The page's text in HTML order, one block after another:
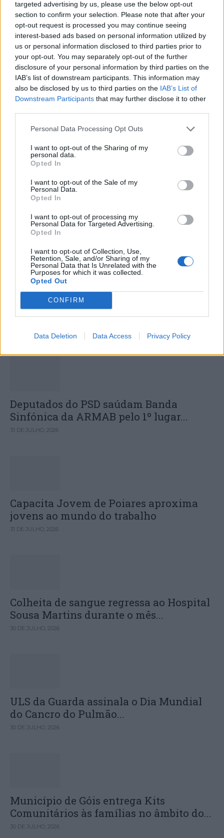
targeted advertising by us, please use the below opt-out
section to confirm your selection. Please note that after your
opt-out request is processed you may continue seeing
interest-based ads based on personal information utilized by
us or personal information disclosed to third parties prior to
your opt-out. You may separately opt-out of the further
disclosure of your personal information by third parties on the
IAB’s list of downstream participants. This information may
also be disclosed by us to third parties on the IAB’s List of
Downstream Participants that may further disclose it to other
Personal Data Processing Opt Outs
I want to opt-out of the Sharing of my
personal data.
Opted In
I want to opt-out of the Sale of my
Personal Data.
Opted In
I want to opt-out of processing my
Personal Data for Targeted Advertising.
Opted In
I want to opt-out of Collection, Use,
Retention, Sale, and/or Sharing of my
Personal Data that Is Unrelated with the
Purposes for which it was collected.
Opted Out
CONFIRM
Data Deletion Data Access Privacy Policy
Demais” no Jantar Oficial da BTL 2026
Centro de Portugal inicia BTL 2026
com liderança reforçada e ambição
estratégica
Sismo de 4,1 sentido em Portugal
Continental com epicentro em
Alenquer
DESTAQUES
Deputados do PSD saúdam Banda
Sinfónica da ARMAB pelo 1º lugar...
31 DE JULHO, 2026
Capacita Jovem de Poiares aproxima
jovens ao mundo do trabalho
31 DE JULHO, 2026
Colheita de sangue regressa ao Hospital
Sousa Martins durante o mês...
30 DE JULHO, 2026
ULS da Guarda assinala o Dia Mundial
do Cancro do Pulmão...
30 DE JULHO, 2026
Município de Góis entrega Kits
Comunitários às famílias no âmbito do...
30 DE JULHO, 2026